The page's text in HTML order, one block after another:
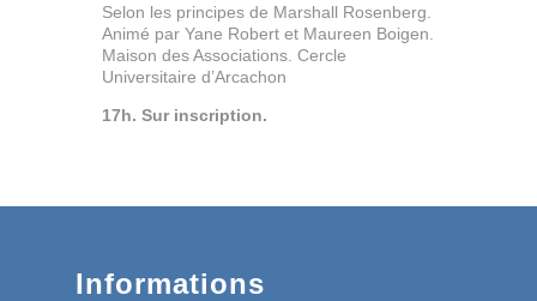
Selon les principes de Marshall Rosenberg.
Animé par Yane Robert et Maureen Boigen.
Maison des Associations. Cercle
Universitaire d’Arcachon
17h. Sur inscription.
Informations